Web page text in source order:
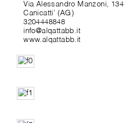
Via Alessandro Manzoni, 134
Canicatti' (AG)
3204448848
info@alqattabb.it
www.alqattabb.it